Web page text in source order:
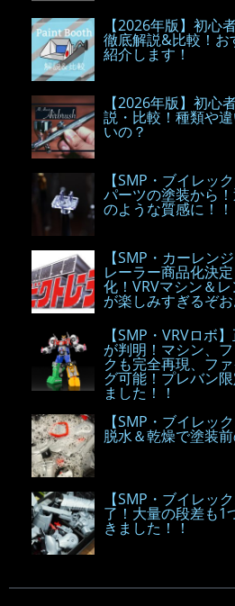
【2026年版】初心
徹底解説&比較！お
紹介します！
【2026年版】初心
説・比較！種類や
いの？
【SMP・ブイレッ
パーツの塗装から
のような質感に！！
【SMP・カーレン
レーラー商品化決
化！VRVマシン＆
が楽しみすぎるぞお
【SMP・VRVロボ
が判明！マシン、
クも完全再現、フ
グ可能！プレバン
ました！！
【SMP・ブイレッ
脱水＆乾燥で塗装
【SMP・ブイレッ
了！大量の段差も1
きました！！